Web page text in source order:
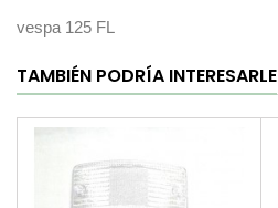
vespa 125 FL
TAMBIÉN PODRÍA INTERESARLE